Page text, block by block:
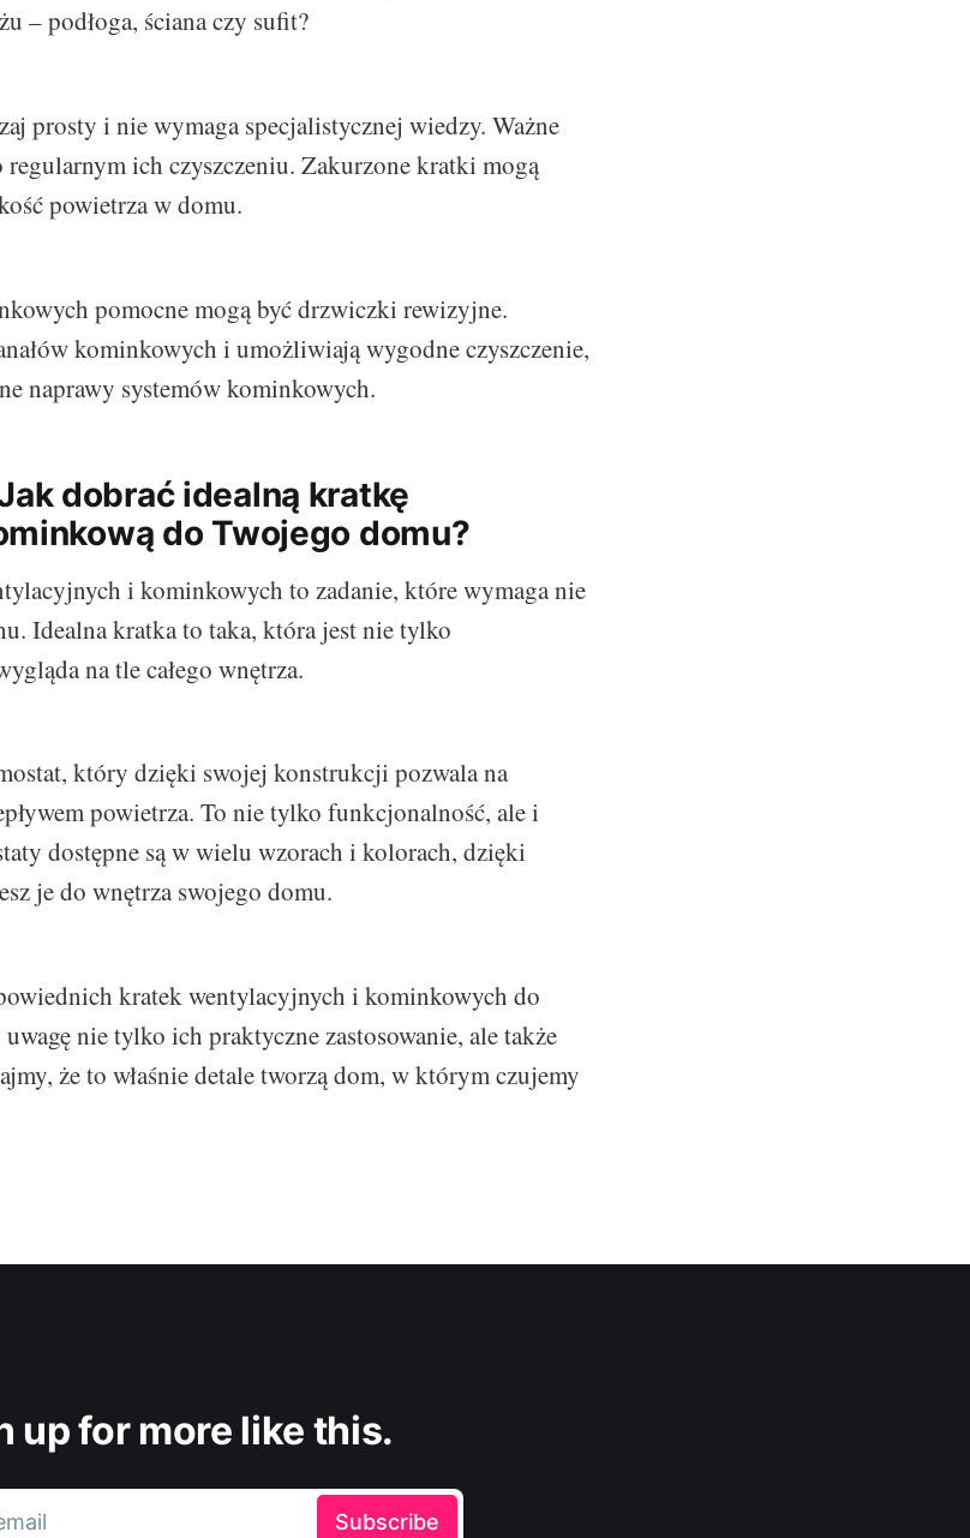
– podłoga, ściana czy sufit?
prosty i nie wymaga specjalistycznej wiedzy. Ważne
regularnym ich czyszczeniu. Zakurzone kratki mogą
powietrza w domu.
pomocne mogą być drzwiczki rewizyjne.
kominkowych i umożliwiają wygodne czyszczenie,
naprawy systemów kominkowych.
dobrać idealną kratkę
do Twojego domu?
i kominkowych to zadanie, które wymaga nie
Idealna kratka to taka, która jest nie tylko
na tle całego wnętrza.
który dzięki swojej konstrukcji pozwala na
powietrza. To nie tylko funkcjonalność, ale i
dostępne są w wielu wzorach i kolorach, dzięki
je do wnętrza swojego domu.
kratek wentylacyjnych i kominkowych do
nie tylko ich praktyczne zastosowanie, ale także
że to właśnie detale tworzą dom, w którym czujemy
up for more like this.
Subscribe